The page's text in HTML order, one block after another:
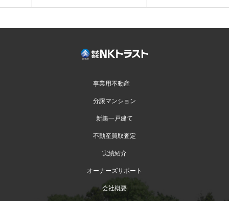
事業用不動産
分譲マンション
新築一戸建て
不動産買取査定
実績紹介
オーナーズサポート
会社概要